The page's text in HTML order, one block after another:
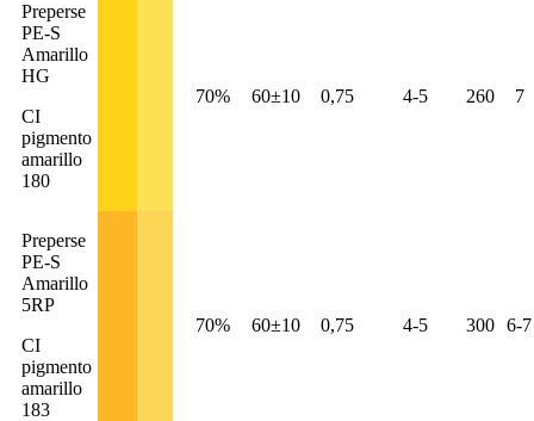
Preperse
PE-S
Amarillo
HG
CI
pigmento
amarillo
180
70% 60±10 0,75 4-5 260 7
Preperse
PE-S
Amarillo
5RP
CI
pigmento
amarillo
183
70% 60±10 0,75 4-5 300 6-7